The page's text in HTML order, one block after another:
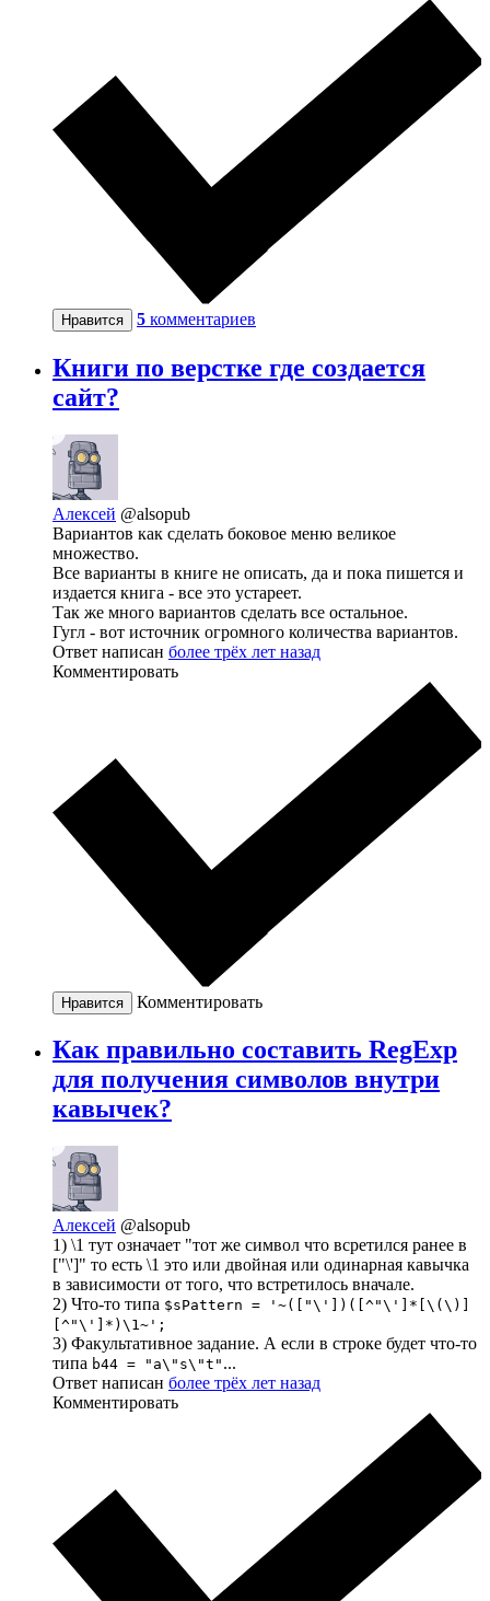
Нравится 5 комментариев
Книги по верстке где создается
сайт?
Алексей @alsopub
Вариантов как сделать боковое меню великое
множество.
Все варианты в книге не описать, да и пока пишется и
издается книга - все это устареет.
Так же много вариантов сделать все остальное.
Гугл - вот источник огромного количества вариантов.
Ответ написан более трёх лет назад
Комментировать
Нравится Комментировать
Как правильно составить RegExp
для получения символов внутри
кавычек?
Алексей @alsopub
1) \1 тут означает "тот же символ что всретился ранее в
["\']" то есть \1 это или двойная или одинарная кавычка
в зависимости от того, что встретилось вначале.
2) Что-то типа $sPattern = '~(["\'])([^"\']*[\(\)]
[^"\']*)\1~';
3) Факультативное задание. А если в строке будет что-то
типа b44 = "a\"s\"t" ...
Ответ написан более трёх лет назад
Комментировать